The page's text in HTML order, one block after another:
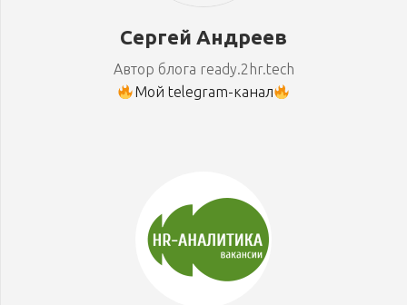
Сергей Андреев
Автор блога ready.2hr.tech
Мой telegram-канал